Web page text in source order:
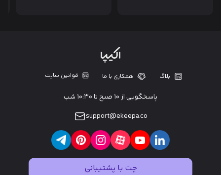
بلاگ همکاری با ما قوانین سایت
پاسخگویی از ۱۰ صبح تا ۱۰:۳۰ شب
support@ekeepa.co
چت با پشتیبانی